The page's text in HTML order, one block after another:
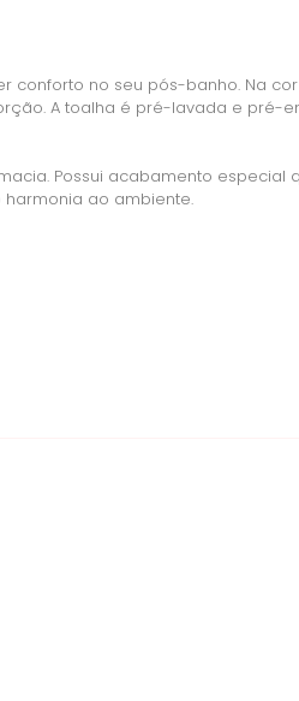
no seu pós-banho. Na
A toalha é pré-lavada e pré-
Possui acabamento
ao ambiente.